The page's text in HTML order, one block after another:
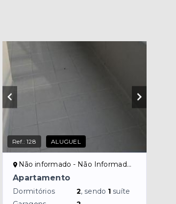
Ref.:128 ALUGUEL
Não informado - Não Informado/NI
Apartamento
Dormitórios 2, sendo 1 suíte